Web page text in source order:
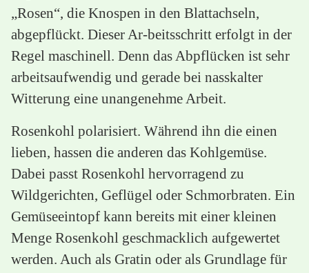
„Rosen“, die Knospen in den Blattachseln,
abgepflückt. Dieser Ar-beitsschritt erfolgt in der
Regel maschinell. Denn das Abpflücken ist sehr
arbeitsaufwendig und gerade bei nasskalter
Witterung eine unangenehme Arbeit.
Rosenkohl polarisiert. Während ihn die einen
lieben, hassen die anderen das Kohlgemüse.
Dabei passt Rosenkohl hervorragend zu
Wildgerichten, Geflügel oder Schmorbraten. Ein
Gemüseeintopf kann bereits mit einer kleinen
Menge Rosenkohl geschmacklich aufgewertet
werden. Auch als Gratin oder als Grundlage für